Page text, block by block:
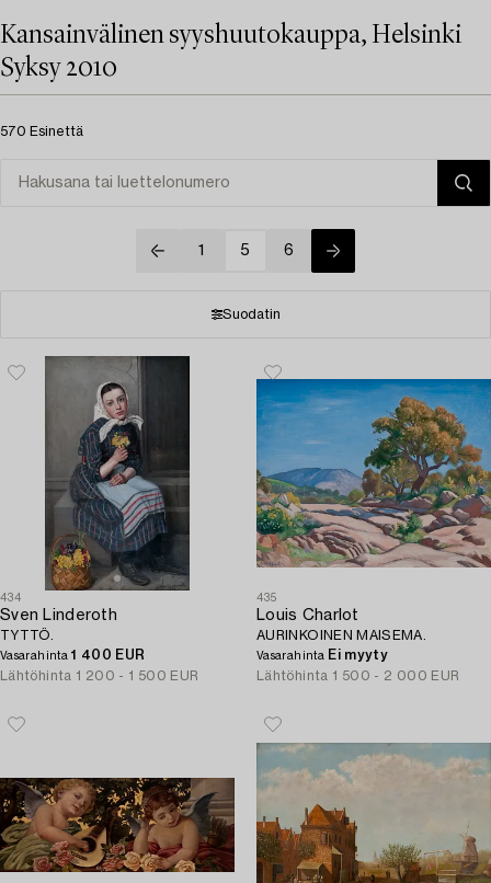
Kansainvälinen syyshuutokauppa, Helsinki
Syksy 2010
570 Esinettä
1 5 6
Suodatin
434
Sven Linderoth
TYTTÖ.
Vasarahinta1 400 EUR
Lähtöhinta 1 200 - 1 500 EUR
435
Louis Charlot
AURINKOINEN MAISEMA.
Vasarahinta Ei myyty
Lähtöhinta 1 500 - 2 000 EUR